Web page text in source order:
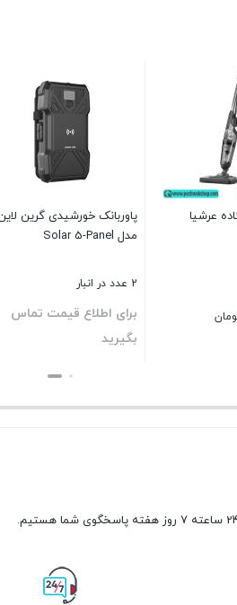
عرشیا
پاوربانک خورشیدی گرین
مدل Solar 5-Panel
2 عدد در انبار
برای اطلاع قیمت تماس
بگیرید